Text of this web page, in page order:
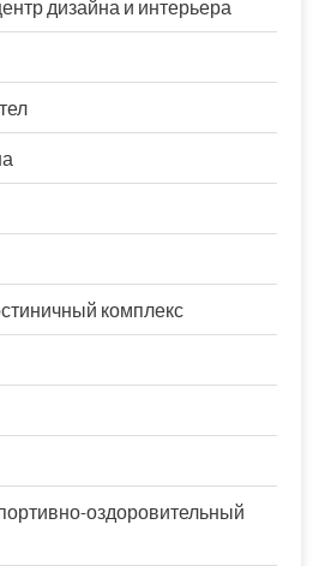
дизайна и интерьера
комплекс
оздоровительный